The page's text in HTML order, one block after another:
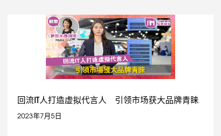
回流IT人打造虚拟代言人 引领市场获大品牌青睐
2023年7月5日